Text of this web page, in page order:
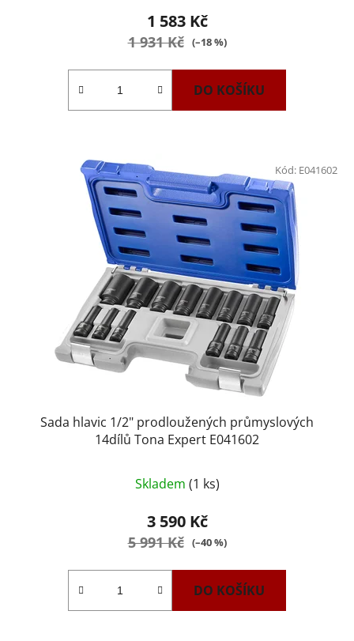
1 583 Kč
1 931 Kč (–18 %)
DO KOŠÍKU
Sada hlavic 1/2" prodloužených průmyslových
14dílů Tona Expert E041602
Skladem (1 ks)
3 590 Kč
5 991 Kč (–40 %)
DO KOŠÍKU
Kód: E041602